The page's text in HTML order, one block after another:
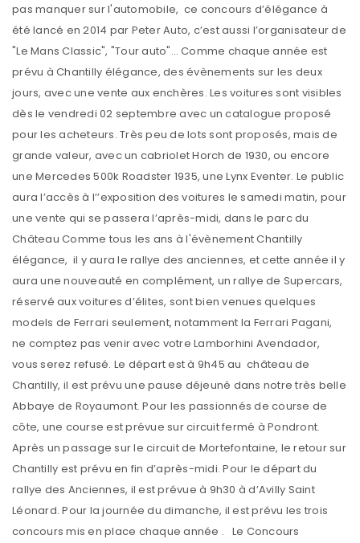
pas manquer sur l'automobile, ce concours d’élégance à
été lancé en 2014 par Peter Auto, c’est aussi l’organisateur de
"Le Mans Classic", "Tour auto"… Comme chaque année est
prévu à Chantilly élégance, des évènements sur les deux
jours, avec une vente aux enchères. Les voitures sont visibles
dès le vendredi 02 septembre avec un catalogue proposé
pour les acheteurs. Très peu de lots sont proposés, mais de
grande valeur, avec un cabriolet Horch de 1930, ou encore
une Mercedes 500k Roadster 1935, une Lynx Eventer. Le public
aura l’accès à l’’exposition des voitures le samedi matin, pour
une vente qui se passera l’après-midi, dans le parc du
Château Comme tous les ans à l'évènement Chantilly
élégance, il y aura le rallye des anciennes, et cette année il y
aura une nouveauté en complément, un rallye de Supercars,
réservé aux voitures d’élites, sont bien venues quelques
models de Ferrari seulement, notamment la Ferrari Pagani,
ne comptez pas venir avec votre Lamborhini Avendador,
vous serez refusé. Le départ est à 9h45 au château de
Chantilly, il est prévu une pause déjeuné dans notre très belle
Abbaye de Royaumont. Pour les passionnés de course de
côte, une course est prévue sur circuit fermé à Pondront.
Après un passage sur le circuit de Mortefontaine, le retour sur
Chantilly est prévu en fin d’après-midi. Pour le départ du
rallye des Anciennes, il est prévue à 9h30 à d’Avilly Saint
Léonard. Pour la journée du dimanche, il est prévu les trois
concours mis en place chaque année . Le Concours